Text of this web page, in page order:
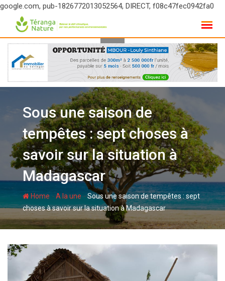
google.com, pub-1826772013052564, DIRECT, f08c47fec0942fa0
content
Sous une saison de
tempêtes : sept choses à
savoir sur la situation à
Madagascar
Home -A la une -Sous une saison de tempêtes : sept
choses à savoir sur la situation à Madagascar